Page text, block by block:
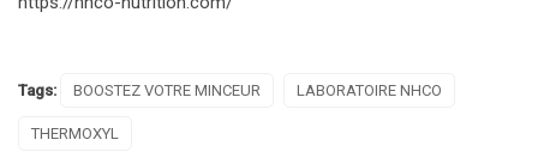
Tags: BOOSTEZ VOTRE MINCEUR LABORATOIRE NHCO
THERMOXYL